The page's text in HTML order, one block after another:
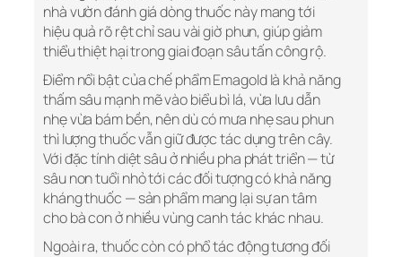
nhà vườn đánh giá dòng thuốc này mang tới
hiệu quả rõ rệt chỉ sau vài giờ phun, giúp giảm
thiểu thiệt hại trong giai đoạn sâu tấn công rộ.
Điểm nổi bật của chế phẩm Emagold là khả năng
thấm sâu mạnh mẽ vào biểu bì lá, vừa lưu dẫn
nhẹ vừa bám bền, nên dù có mưa nhẹ sau phun
thì lượng thuốc vẫn giữ được tác dụng trên cây.
Với đặc tính diệt sâu ở nhiều pha phát triển — từ
sâu non tuổi nhỏ tới các đối tượng có khả năng
kháng thuốc — sản phẩm mang lại sự an tâm
cho bà con ở nhiều vùng canh tác khác nhau.
Ngoài ra, thuốc còn có phổ tác động tương đối